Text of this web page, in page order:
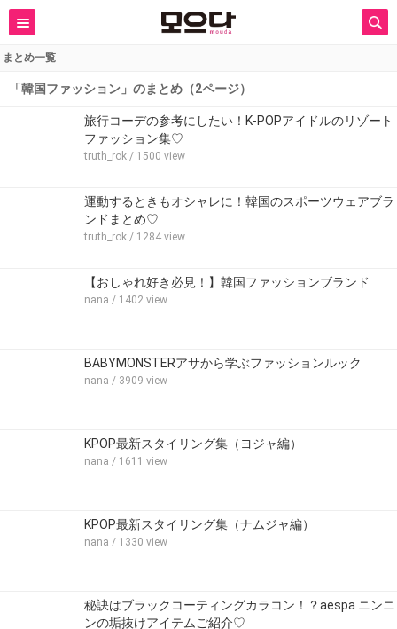
まとめ一覧
「韓国ファッション」のまとめ（2ページ）
旅行コーデの参考にしたい！K-POPアイドルのリゾート
ファッション集♡
truth_rok / 1500 view
運動するときもオシャレに！韓国のスポーツウェアブラ
ンドまとめ♡
truth_rok / 1284 view
【おしゃれ好き必見！】韓国ファッションブランド
nana / 1402 view
BABYMONSTERアサから学ぶファッションルック
nana / 3909 view
KPOP最新スタイリング集（ヨジャ編）
nana / 1611 view
KPOP最新スタイリング集（ナムジャ編）
nana / 1330 view
秘訣はブラックコーティングカラコン！？aespa ニンニ
ンの垢抜けアイテムご紹介♡